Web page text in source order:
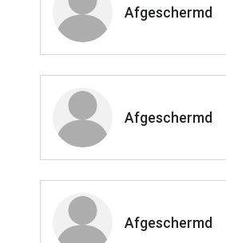
Afgeschermd
Afgeschermd
Afgeschermd